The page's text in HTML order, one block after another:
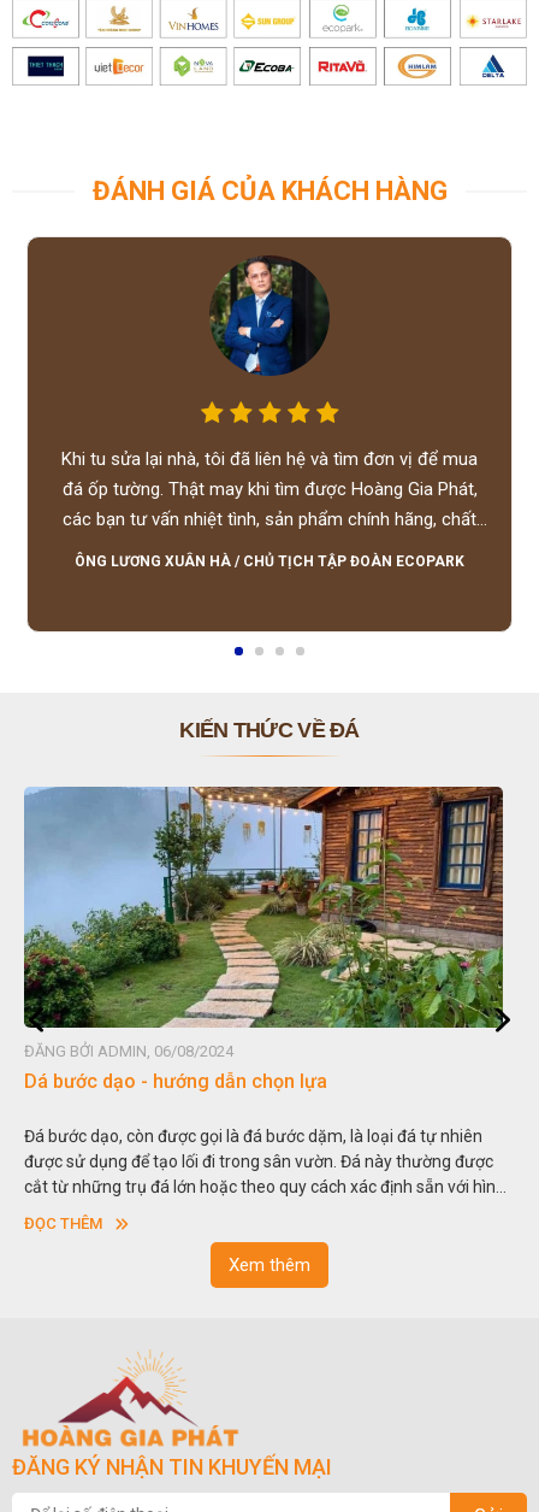
ĐÁNH GIÁ CỦA KHÁCH HÀNG
Khi tu sửa lại nhà, tôi đã liên hệ và tìm đơn vị để mua
đá ốp tường. Thật may khi tìm được Hoàng Gia Phát,
các bạn tư vấn nhiệt tình, sản phẩm chính hãng, chất
lượng tốt, giá hợp lý, hỗ trợ tận tình.
ÔNG LƯƠNG XUÂN HÀ / CHỦ TỊCH TẬP ĐOÀN ECOPARK
KIẾN THỨC VỀ ĐÁ
ĐĂNG BỞI ADMIN, 06/08/2024
Dá bước dạo - hướng dẫn chọn lựa
Đá bước dạo, còn được gọi là đá bước dặm, là loại đá tự nhiên
được sử dụng để tạo lối đi trong sân vườn. Đá này thường được
cắt từ những trụ đá lớn hoặc theo quy cách xác định sẵn với hình
vuông hoặc hình chữ nhật và có độ dày khác nhau.
ĐỌC THÊM
Xem thêm
ĐĂNG KÝ NHẬN TIN KHUYẾN MẠI